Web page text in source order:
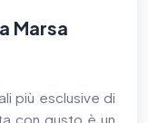
Marsa
più esclusive di
con gusto è un